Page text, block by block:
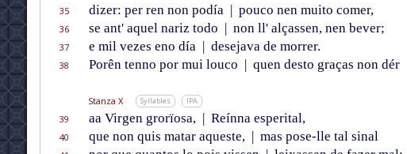
35 dizer: per ren non podía | pouco nen muito comer,
36
se ant' aquel nariz todo | non ll' alçassen, nen bever;
37
e mil vezes eno día | desejava de morrer.
38
Porên tenno por mui louco | quen desto graças non dér
Stanza X Syllables IPA
39 aa Virgen grorïosa, | Reínna esperital,
40
que non quis matar aqueste, | mas pose-lle tal sinal